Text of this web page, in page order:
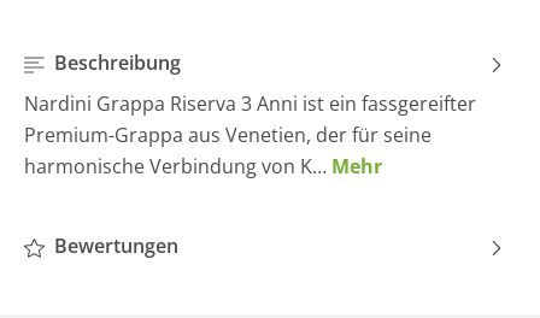
Beschreibung
Nardini Grappa Riserva 3 Anni ist ein fassgereifter
Premium-Grappa aus Venetien, der für seine
harmonische Verbindung von K… Mehr
Bewertungen